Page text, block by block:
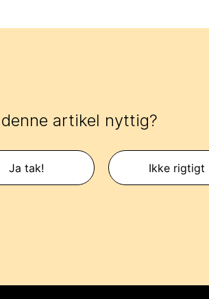
artikel nyttig?
Ja tak! Ikke rigtigt